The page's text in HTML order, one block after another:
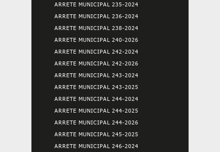
ARRETE MUNICIPAL 235-2024
ARRETE MUNICIPAL 236-2024
ARRETE MUNICIPAL 238-2024
ARRETE MUNICIPAL 240-2026
ARRETE MUNICIPAL 242-2024
ARRETE MUNICIPAL 242-2026
ARRETE MUNICIPAL 243-2024
ARRETE MUNICIPAL 243-2025
ARRETE MUNICIPAL 244-2024
ARRETE MUNICIPAL 244-2025
ARRETE MUNICIPAL 244-2026
ARRETE MUNICIPAL 245-2025
ARRETE MUNICIPAL 246-2024